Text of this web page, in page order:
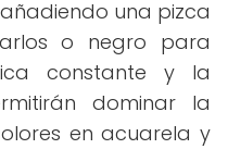
una pizca
o negro para
constante y la
dominar la
en acuarela y